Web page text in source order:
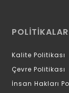
POLİTİKALAR
Kalite Politikası
Çevre Politikası
İnsan Hakları